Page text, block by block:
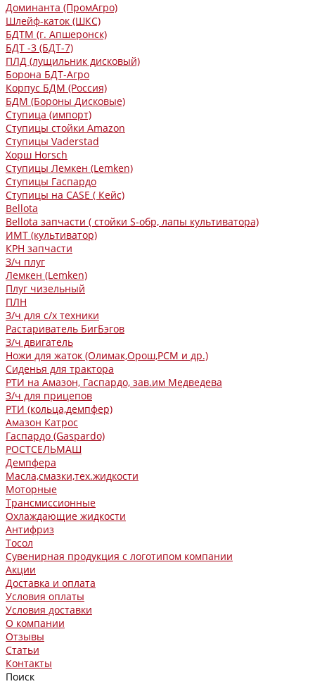
Доминанта (ПромАгро)
Шлейф-каток (ШКС)
БДТМ (г. Апшеронск)
БДТ -3 (БДТ-7)
ПЛД (лущильник дисковый)
Борона БДТ-Агро
Корпус БДМ (Россия)
БДМ (Бороны Дисковые)
Ступица (импорт)
Ступицы стойки Amazon
Ступицы Vaderstad
Хорш Horsch
Ступицы Лемкен (Lemken)
Ступицы Гаспардо
Ступицы на CASE ( Кейс)
Bellota
Bellota запчасти ( стойки S-обр, лапы культиватора)
ИМТ (культиватор)
КРН запчасти
З/ч плуг
Лемкен (Lemken)
Плуг чизельный
ПЛН
З/ч для с/х техники
Растариватель БигБэгов
З/ч двигатель
Ножи для жаток (Олимак,Орош,РСМ и др.)
Сиденья для трактора
РТИ на Амазон, Гаспардо, зав.им Медведева
З/ч для прицепов
РТИ (кольца,демпфер)
Амазон Катрос
Гаспардо (Gaspardo)
РОСТСЕЛЬМАШ
Демпфера
Масла,смазки,тех.жидкости
Моторные
Трансмиссионные
Охлаждающие жидкости
Антифриз
Тосол
Сувенирная продукция с логотипом компании
Акции
Доставка и оплата
Условия оплаты
Условия доставки
О компании
Отзывы
Статьи
Контакты
Поиск